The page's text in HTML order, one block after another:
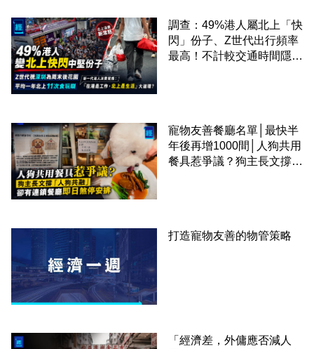
調查：49%港人屬北上「快
閃」份子、Z世代出行頻率
最高！不計較交通時間隱形
寵物友善餐廳名單│最快半
年後再增1000間│人狗共用
餐具惹爭議？狗主長文撐
打造寵物友善的物管策略
「經濟差，外傭應否減人